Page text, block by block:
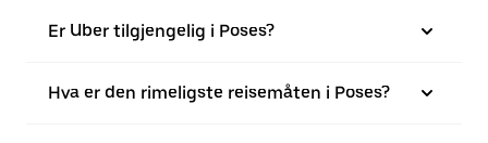
Er Uber tilgjengelig i Poses?
Hva er den rimeligste reisemåten i Poses?